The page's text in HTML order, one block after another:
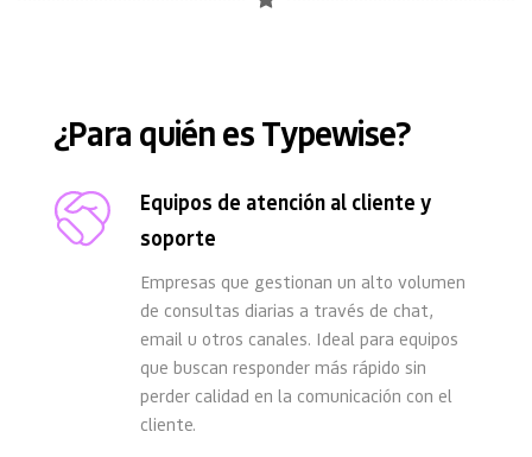
¿Para quién es Typewise?
Equipos de atención al cliente y
soporte
Empresas que gestionan un alto volumen
de consultas diarias a través de chat,
email u otros canales. Ideal para equipos
que buscan responder más rápido sin
perder calidad en la comunicación con el
cliente.